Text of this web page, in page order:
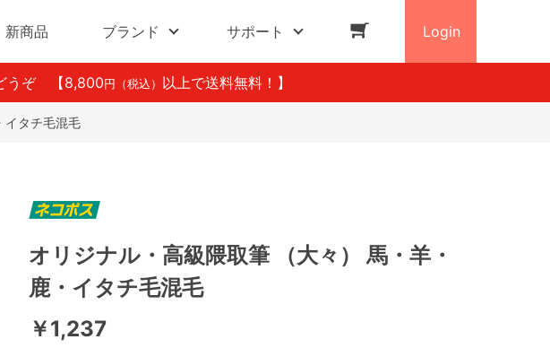
新商品 ブランド サポート Login
うぞ 【8,800 円（税込） 以上で送料無料！】
イタチ毛混毛
オリジナル・高級隈取筆 （大々） 馬・羊・
鹿・イタチ毛混毛
￥1,237